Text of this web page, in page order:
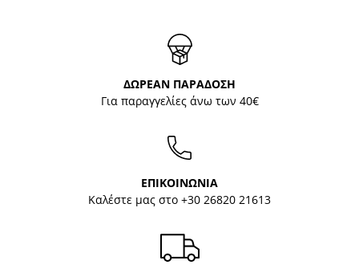
ΔΩΡΕΑΝ ΠΑΡΑΔΟΣΗ
Για παραγγελίες άνω των 40€
ΕΠΙΚΟΙΝΩΝΙΑ
Καλέστε μας στο +30 26820 21613